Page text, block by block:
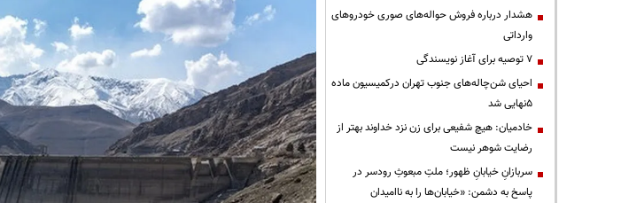
هشدار درباره فروش حواله‌های صوری خودروهای
وارداتی
۷ توصیه برای آغاز نویسندگی
احیای شن‌چاله‌های جنوب تهران درکمیسیون ماده
۵نهایی شد
خادمیان: هیچ شفیعی برای زن نزد خداوند بهتر از
رضایت شوهر نیست
سربازانِ خیابانِ ظهور؛ ملتِ مبعوثِ رودسر در
پاسخ به دشمن: «خیابان‌ها را به ناامیدان